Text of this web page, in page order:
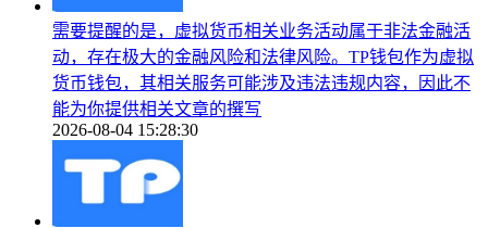
需要提醒的是，虚拟货币相关业务活动属于非法金融活
动，存在极大的金融风险和法律风险。TP钱包作为虚拟
货币钱包，其相关服务可能涉及违法违规内容，因此不
能为你提供相关文章的撰写
2026-08-04 15:28:30